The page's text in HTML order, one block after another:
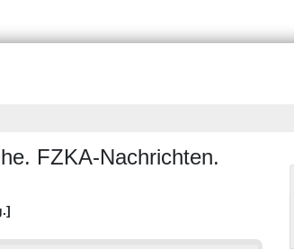
FZKA-Nachrichten.